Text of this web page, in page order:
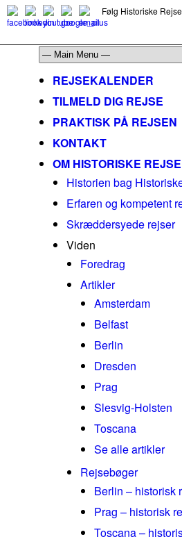
Følg Historiske
REJSEKALENDER
TILMELD DIG REJSE
PRAKTISK PÅ REJSEN
KONTAKT
OM HISTORISKE
Historien bag
Erfaren og kompetent
Skræddersyede rejser
Viden
Foredrag
Artikler
Amsterdam
Belfast
Berlin
Dresden
Prag
Slesvig-Holsten
Toscana
Se alle artikler
Rejsebøger
Berlin – historisk
Prag – historisk
Toscana –